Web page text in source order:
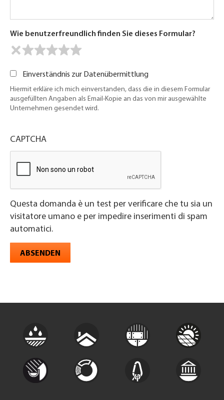
Wie benutzerfreundlich finden Sie dieses Formular?
Einverständnis zur Datenübermittlung
Hiermit erkläre ich mich einverstanden, dass die in diesem Formular
ausgefüllten Angaben als Email-Kopie an das von mir ausgewählte
Unternehmen gesendet wird.
CAPTCHA
Questa domanda è un test per verificare che tu sia un
visitatore umano e per impedire inserimenti di spam
automatici.
ABSENDEN